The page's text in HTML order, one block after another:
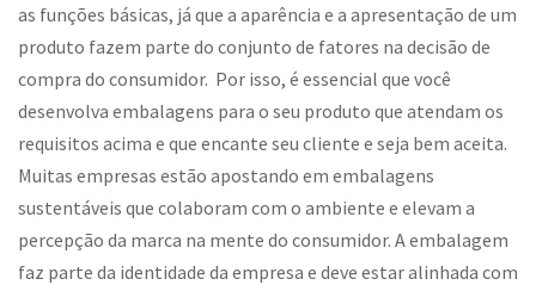
as funções básicas, já que a aparência e a apresentação de um
produto fazem parte do conjunto de fatores na decisão de
compra do consumidor. Por isso, é essencial que você
desenvolva embalagens para o seu produto que atendam os
requisitos acima e que encante seu cliente e seja bem aceita.
Muitas empresas estão apostando em embalagens
sustentáveis que colaboram com o ambiente e elevam a
percepção da marca na mente do consumidor. A embalagem
faz parte da identidade da empresa e deve estar alinhada com